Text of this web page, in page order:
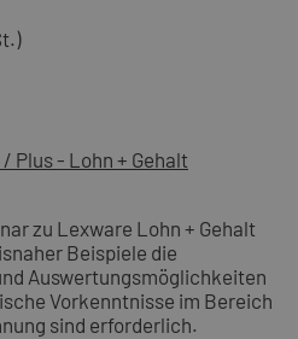
Plus - Lohn + Gehalt
zu Lexware Lohn + Gehalt
Beispiele die
Auswertungsmöglichkeiten
Vorkenntnisse im Bereich
sind erforderlich.